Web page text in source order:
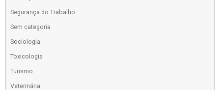
Segurança do Trabalho
Sem categoria
Sociologia
Toxicologia
Turismo
Veterinária